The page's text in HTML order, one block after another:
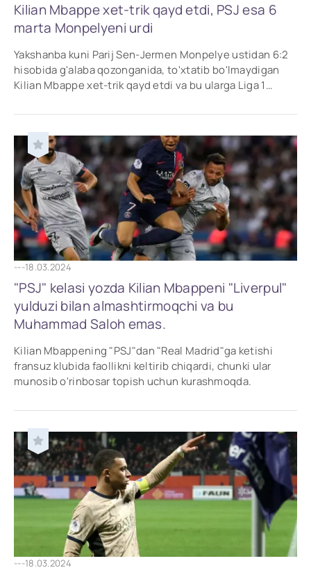
Kilian Mbappe xet-trik qayd etdi, PSJ esa 6
marta Monpelyeni urdi
Yakshanba kuni Parij Sen-Jermen Monpelye ustidan 6:2
hisobida g'alaba qozonganida, to'xtatib bo'lmaydigan
Kilian Mbappe xet-trik qayd etdi va bu ularga Liga 1
---18.03.2024
"PSJ" kelasi yozda Kilian Mbappeni "Liverpul"
yulduzi bilan almashtirmoqchi va bu
Muhammad Saloh emas.
Kilian Mbappening "PSJ"dan "Real Madrid"ga ketishi
fransuz klubida faollikni keltirib chiqardi, chunki ular
munosib o'rinbosar topish uchun kurashmoqda.
---18.03.2024